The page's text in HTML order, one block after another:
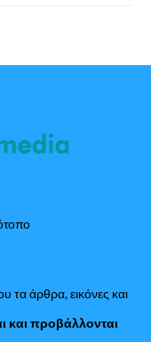
άρθρα, εικόνες και
και προβάλλονται